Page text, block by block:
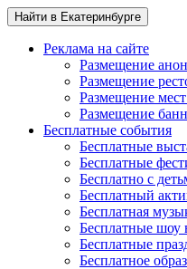
Найти в Екатеринбурге
Реклама на сайте
Размещение
Размещение
Размещение
Размещение
Бесплатные события
Бесплатные
Бесплатные
Бесплатно с
Бесплатный
Бесплатная
Бесплатные шоу
Бесплатные
Бесплатное